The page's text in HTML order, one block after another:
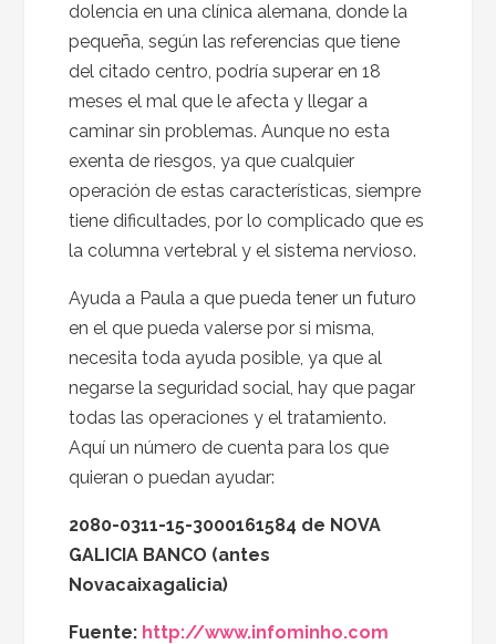
dolencia en una clínica alemana, donde la
pequeña, según las referencias que tiene
del citado centro, podría superar en 18
meses el mal que le afecta y llegar a
caminar sin problemas. Aunque no esta
exenta de riesgos, ya que cualquier
operación de estas características, siempre
tiene dificultades, por lo complicado que es
la columna vertebral y el sistema nervioso.
Ayuda a Paula a que pueda tener un futuro
en el que pueda valerse por si misma,
necesita toda ayuda posible, ya que al
negarse la seguridad social, hay que pagar
todas las operaciones y el tratamiento.
Aquí un número de cuenta para los que
quieran o puedan ayudar:
2080-0311-15-3000161584 de NOVA
GALICIA BANCO (antes
Novacaixagalicia)
Fuente: http://www.infominho.com